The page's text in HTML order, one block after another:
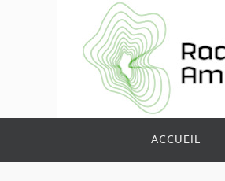
le
ACCUEIL